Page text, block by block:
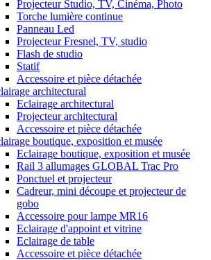
Projecteur Studio, TV, Cinéma, Photo
Torche lumière continue
Panneau Led
Projecteur Fresnel, TV, studio
Flash de studio
Statif
Accessoire et pièce détachée
architectural
Eclairage architectural
Projecteur architectural
Accessoire et pièce détachée
boutique, exposition et musée
Eclairage boutique, exposition et musée
Rail 3 allumages GLOBAL Trac Pro
Ponctuel et projecteur
Cadreur, mini découpe et projecteur de
gobo
Accessoire pour lampe MR16
Eclairage d'appoint et vitrine
Eclairage de table
Accessoire et pièce détachée